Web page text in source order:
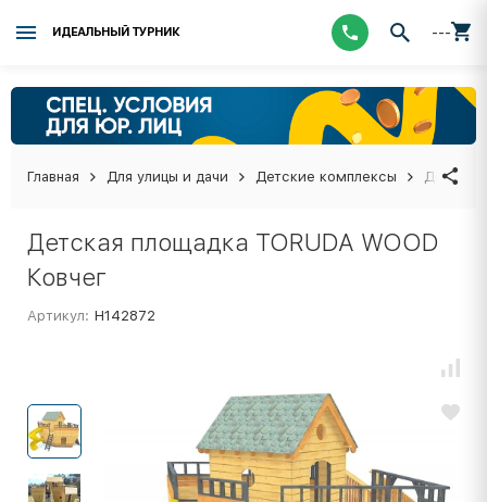
ИДЕАЛЬНЫЙ ТУРНИК ---
Главная Для улицы и дачи Детские комплексы Детская
Детская площадка TORUDA WOOD
Ковчег
Артикул: Н142872